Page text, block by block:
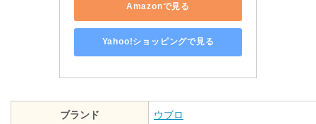
Amazonで見る
Yahoo!ショッピングで見る
ブランド ウブロ